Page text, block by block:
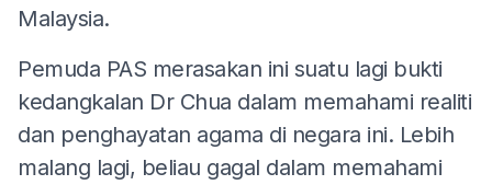
Malaysia.
Pemuda PAS merasakan ini suatu lagi bukti
kedangkalan Dr Chua dalam memahami realiti
dan penghayatan agama di negara ini. Lebih
malang lagi, beliau gagal dalam memahami